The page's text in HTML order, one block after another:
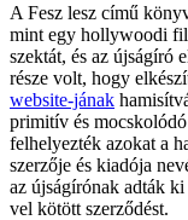
A Fesz lesz című
mint egy hollywoodi
szektát, és az újságíró
része volt, hogy
website-jának
primitív és
felhelyezték azokat a
szerzője és kiadója
az újságírónak adták
vel kötött szerződést.